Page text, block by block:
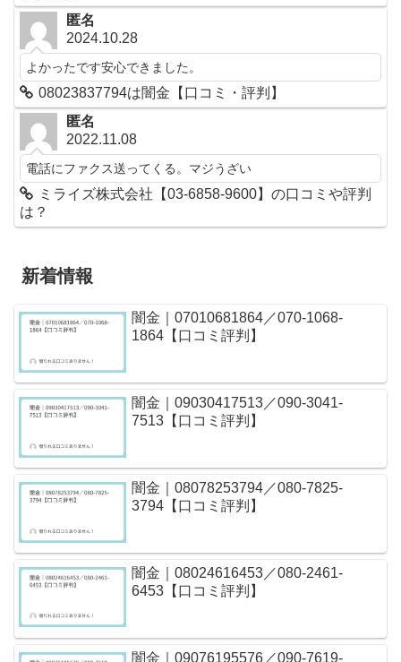
匿名
2024.10.28
よかったです安心できました。
08023837794は闇金【口コミ・評判】
匿名
2022.11.08
電話にファクス送ってくる。マジうざい
ミライズ株式会社【03-6858-9600】の口コミや評判
は？
新着情報
闇金｜07010681864／070-1068-
1864【口コミ評判】
闇金｜09030417513／090-3041-
7513【口コミ評判】
闇金｜08078253794／080-7825-
3794【口コミ評判】
闇金｜08024616453／080-2461-
6453【口コミ評判】
闇金｜09076195576／090-7619-